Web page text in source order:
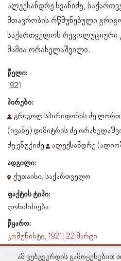
ალექსანდრე სვანიძე,
მთავრობის რწმუნებული
საქართველოს რევოლუციური
მამია ორახელაშვილი.
წელი:
1921
პირები:
გრიგოლ სპირიდონის ძე
(ივანე) დიმიტრის ძე
ძე ენუქიძე
ალექსანდრე
ადგილი:
ქუთაისი, საქართველო
ფაქტის ტიპი:
ღონისძიება
წყარო:
კომუნისტი, 1921 | 22 მარტი
ამ ვებგვერდის გამოყენებით